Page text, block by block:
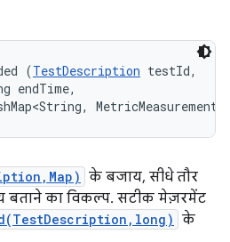
(TestDescription testId,
endTime,
के बजाय, सीधे तौर
बताने का विकल्प. सटीक मेज़रमेंट
के